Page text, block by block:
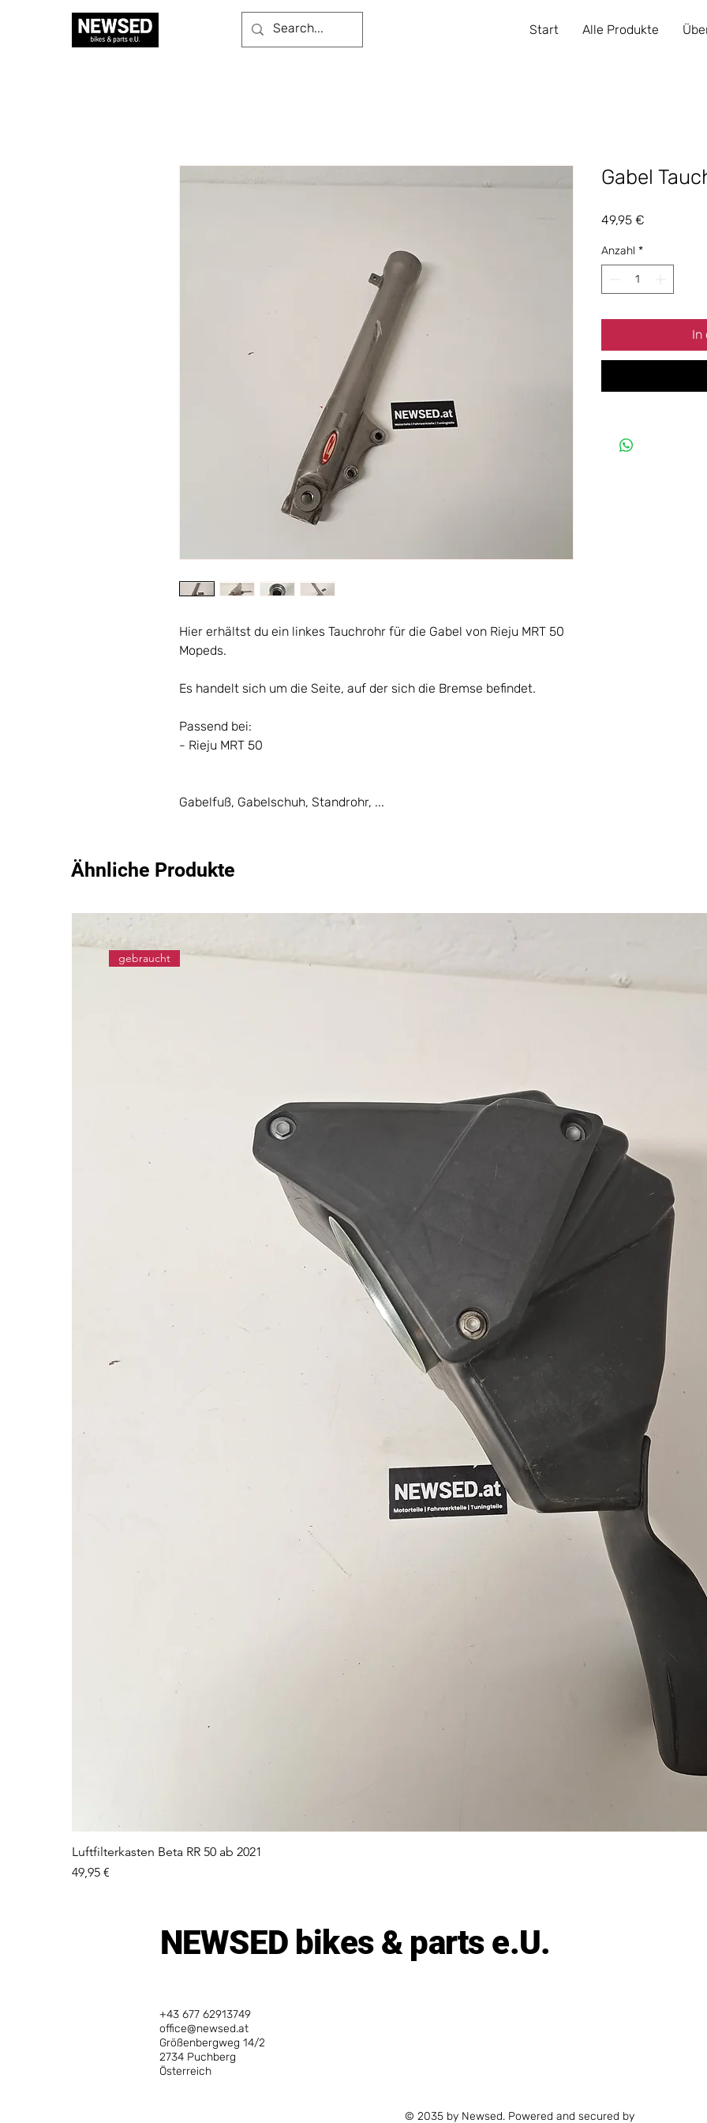
Start Alle Produkte
Hier erhältst du ein linkes Tauchrohr für die Gabel von Rieju MRT 50
Mopeds.
Es handelt sich um die Seite, auf der sich die Bremse befindet.
Passend bei:
- Rieju MRT 50
Gabelfuß, Gabelschuh, Standrohr, ...
Gabel
49,95 €
Anzahl *
In
Ähnliche Produkte
gebraucht
Luftfilterkasten Beta RR 50 ab 2021
Preis
49,95 €
NEWSED bikes & parts e.U.
+43 677 62913749
office@newsed.at
Größenbergweg 14/2
2734 Puchberg
Österreich
© 2035 by Newsed. Powered and secured by